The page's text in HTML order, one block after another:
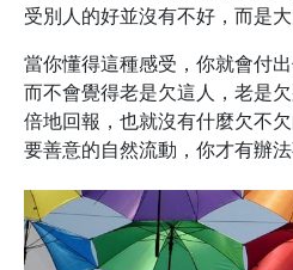
受別人的好並沒有不好，而是大
當你懂得這種感受，你就會付
而不會覺得老是欠這人，老是
倍地回報，也就沒有什麼欠不
要善意的自然流動，你才有辦